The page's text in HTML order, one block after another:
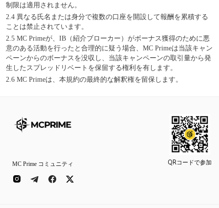
制限は適用されません。
2.4 異なる氏名または身分で複数の口座を開設して報酬を累積する
ことは禁止されています。
2.5 MC Primeが、IB（紹介ブローカー）がボーナス獲得のために悪
意のある活動を行ったと合理的に疑う場合、MC Primeは当該キャン
ペーンからのボーナスを没収し、当該キャンペーンの取引量から発
生したスプレッドリベートを保留する権利を有します。
2.6 MC Primeは、本規約の最終的な解釈権を留保します。
MC Prime コミュニティ QRコードで参加